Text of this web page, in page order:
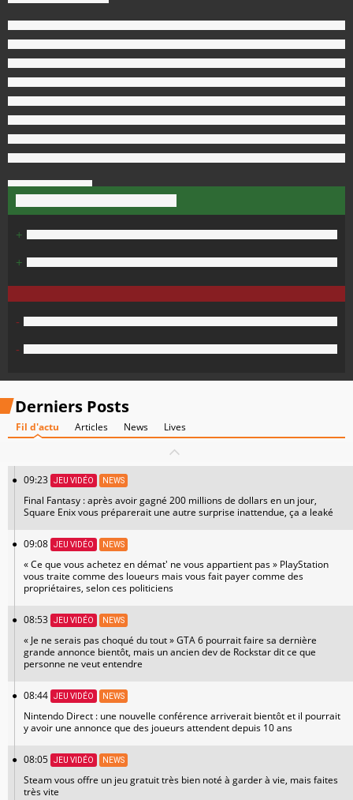
+
+
-
-
Derniers Posts
Fil d'actu Articles News Lives
09:23 JEU VIDÉO NEWS
Final Fantasy : après avoir gagné 200 millions de dollars en un jour,
Square Enix vous préparerait une autre surprise inattendue, ça a leaké
09:08 JEU VIDÉO NEWS
« Ce que vous achetez en démat' ne vous appartient pas » PlayStation
vous traite comme des loueurs mais vous fait payer comme des
propriétaires, selon ces politiciens
08:53 JEU VIDÉO NEWS
« Je ne serais pas choqué du tout » GTA 6 pourrait faire sa dernière
grande annonce bientôt, mais un ancien dev de Rockstar dit ce que
personne ne veut entendre
08:44 JEU VIDÉO NEWS
Nintendo Direct : une nouvelle conférence arriverait bientôt et il pourrait
y avoir une annonce que des joueurs attendent depuis 10 ans
08:05 JEU VIDÉO NEWS
Steam vous offre un jeu gratuit très bien noté à garder à vie, mais faites
très vite